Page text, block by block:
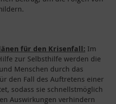
für den Krisenfall: Im
zur Selbsthilfe werden die
Menschen durch das
den Fall des Auftretens einer
sodass sie schnellstmöglich
Auswirkungen verhindern